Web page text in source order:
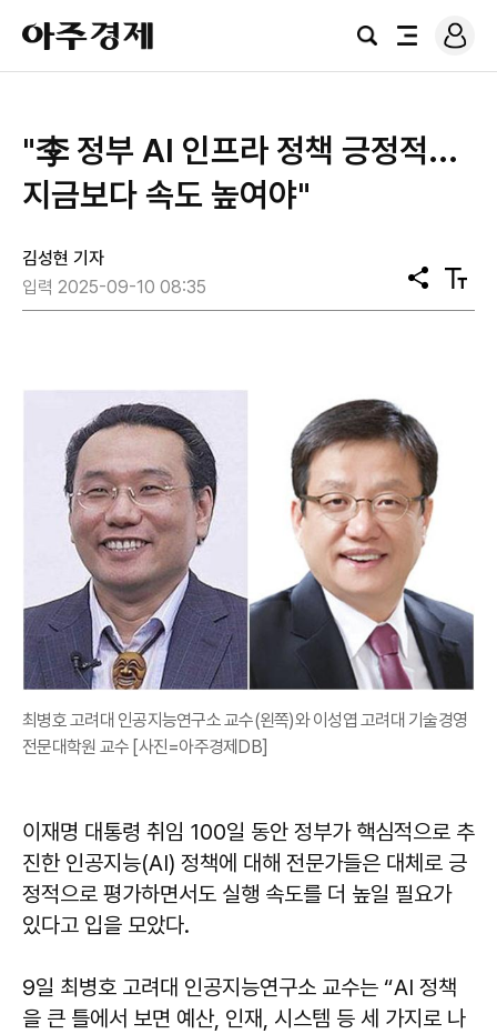
아
주
경
검
전
로
그
"李 정부 AI 인프라 정책 긍정적...
지금보다 속도 높여야"
김성현 기자
입력 2025-09-10 08:35
공
유
텍
스
최병호 고려대 인공지능연구소 교수(왼쪽)와 이성엽 고려대 기술경영
전문대학원 교수 [사진=아주경제DB]
이재명 대통령 취임 100일 동안 정부가 핵심적으로 추
진한 인공지능(AI) 정책에 대해 전문가들은 대체로 긍
정적으로 평가하면서도 실행 속도를 더 높일 필요가
있다고 입을 모았다.
9일 최병호 고려대 인공지능연구소 교수는 “AI 정책
을 큰 틀에서 보면 예산, 인재, 시스템 등 세 가지로 나